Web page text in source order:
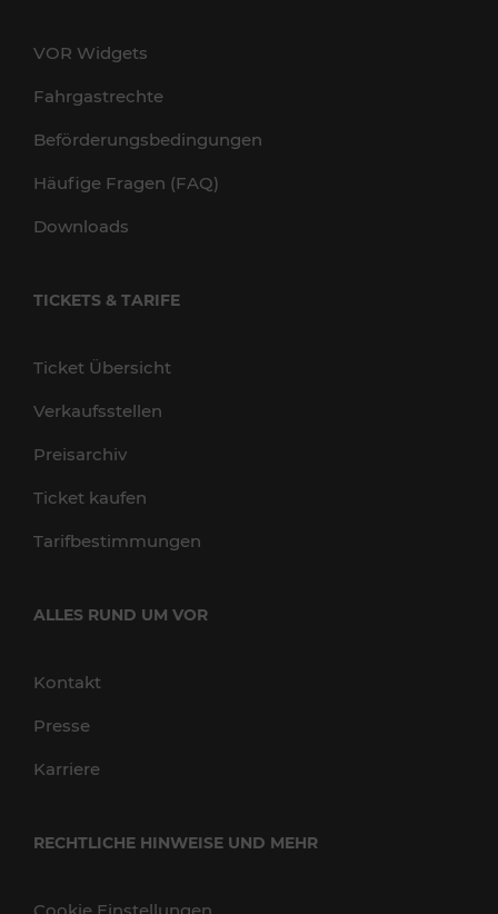
VOR Widgets
Fahrgastrechte
Beförderungsbedingungen
Häufige Fragen (FAQ)
Downloads
TICKETS & TARIFE
Ticket Übersicht
Verkaufsstellen
Preisarchiv
Ticket kaufen
Tarifbestimmungen
ALLES RUND UM VOR
Kontakt
Presse
Karriere
RECHTLICHE HINWEISE UND MEHR